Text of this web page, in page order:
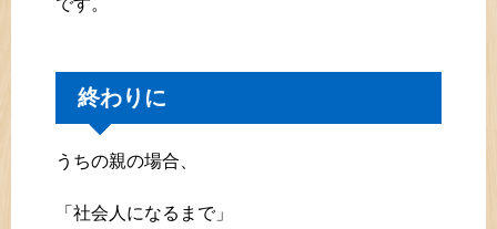
です。
終わりに
うちの親の場合、
「社会人になるまで」